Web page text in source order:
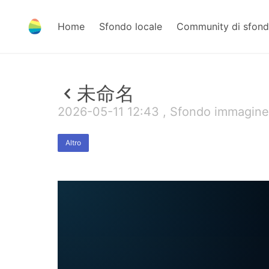
Home Sfondo locale Community di
未命名
2026-05-11 12:43 , Sfondo
Altro